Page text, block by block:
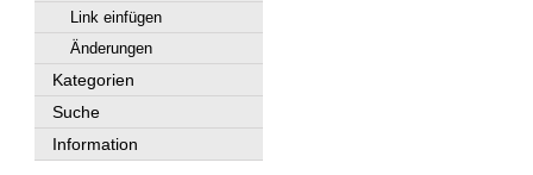
Link einfügen
Änderungen
Kategorien
Suche
Information